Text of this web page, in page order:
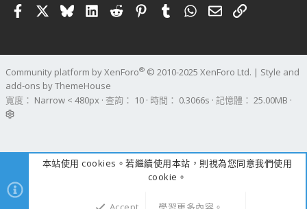
FacebookBlueskyLinkedIn
RedditPinterestTumblrWhatsApp
電子郵件
連結
Community platform by XenForo® © 2010-2025 XenForo Ltd. | Style and
add-ons by ThemeHouse
寬度
查詢 10 時間 0.3066s 記憶體 25.00MB
本站使用 cookies。若繼續使用本站，則視為您同意我們使用
cookie。